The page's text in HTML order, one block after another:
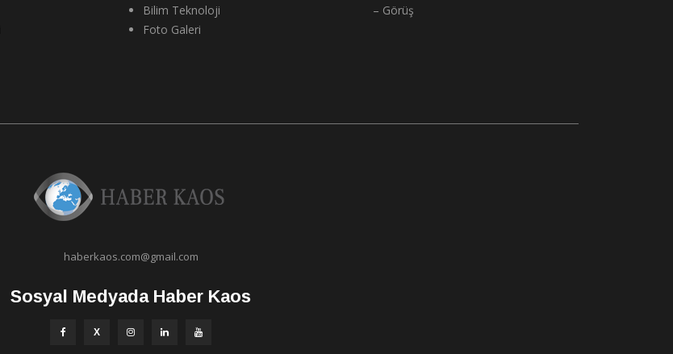
Bilim Teknoloji
Foto Galeri
– Görüş
haberkaos.com@gmail.com
Sosyal Medyada Haber Kaos